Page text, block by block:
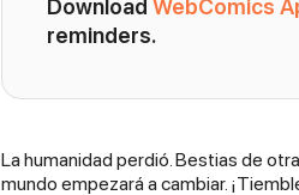
Download WebComics
reminders.
Synopsis
La humanidad perdió. Bestias de
mundo empezará a cambiar.